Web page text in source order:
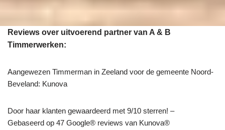
Reviews over uitvoerend partner van A & B
Timmerwerken:
Aangewezen Timmerman in Zeeland voor de gemeente Noord-
Beveland: Kunova
Door haar klanten gewaardeerd met 9/10 sterren! –
Gebaseerd op 47 Google® reviews van Kunova®